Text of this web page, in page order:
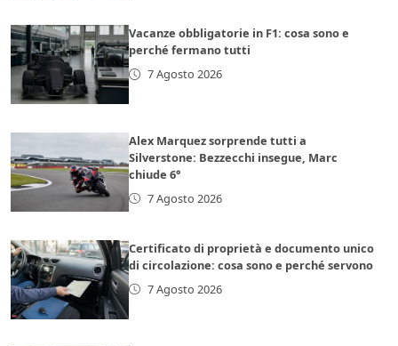
Vacanze obbligatorie in F1: cosa sono e
perché fermano tutti
7 Agosto 2026
Alex Marquez sorprende tutti a
Silverstone: Bezzecchi insegue, Marc
chiude 6°
7 Agosto 2026
Certificato di proprietà e documento unico
di circolazione: cosa sono e perché servono
7 Agosto 2026